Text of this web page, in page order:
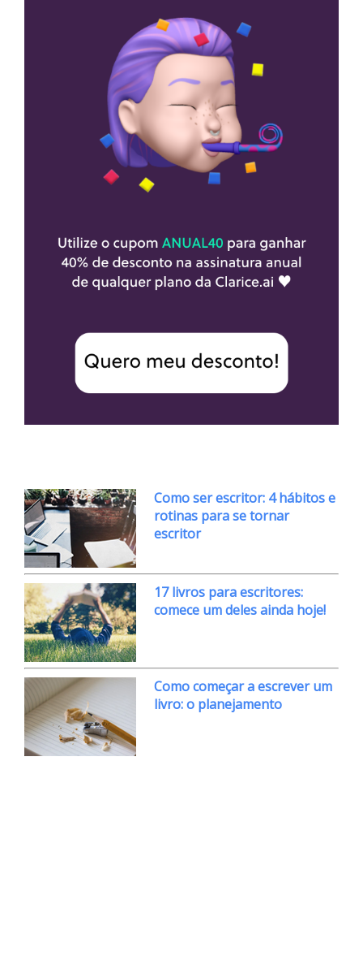
Como ser escritor: 4 hábitos e
rotinas para se tornar
escritor
17 livros para escritores:
comece um deles ainda hoje!
Como começar a escrever um
livro: o planejamento